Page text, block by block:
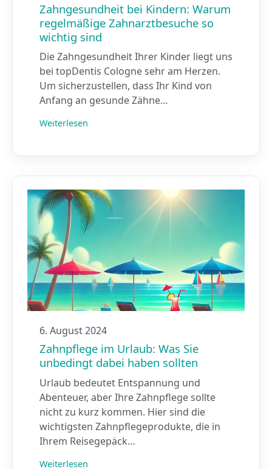
Zahngesundheit bei Kindern: Warum
regelmäßige Zahnarztbesuche so
wichtig sind
Die Zahngesundheit Ihrer Kinder liegt uns
bei topDentis Cologne sehr am Herzen.
Um sicherzustellen, dass Ihr Kind von
Anfang an gesunde Zähne…
Weiterlesen
6. August 2024
Zahnpflege im Urlaub: Was Sie
unbedingt dabei haben sollten
Urlaub bedeutet Entspannung und
Abenteuer, aber Ihre Zahnpflege sollte
nicht zu kurz kommen. Hier sind die
wichtigsten Zahnpflegeprodukte, die in
Ihrem Reisegepäck…
Weiterlesen